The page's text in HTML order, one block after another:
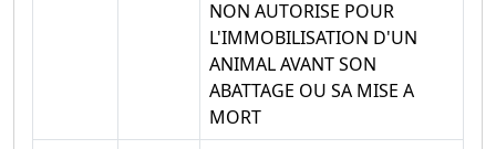
NON AUTORISE POUR
L'IMMOBILISATION D'UN
ANIMAL AVANT SON
ABATTAGE OU SA MISE A
MORT